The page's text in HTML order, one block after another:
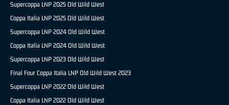
Supercoppa LNP 2025 Old Wild West
Coppa Italia LNP 2025 Old Wild West
Supercoppa LNP 2024 Old Wild West
Coppa Italia LNP 2024 Old Wild West
Supercoppa LNP 2023 Old Wild West
Final Four Coppa Italia LNP Old Wild West 2023
Supercoppa LNP 2022 Old Wild West
Coppa Italia LNP 2022 Old Wild West